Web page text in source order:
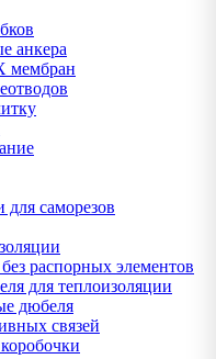
анкера
мембран
саморезов
распорных элементов
для теплоизоляции
дюбеля
связей